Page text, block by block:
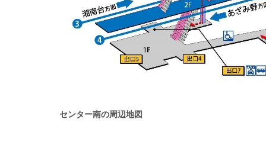
センター南の周辺地図